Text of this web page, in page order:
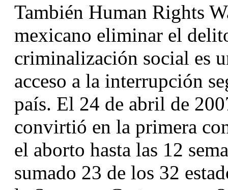
También Human Rights
mexicano eliminar el
criminalización social es
acceso a la interrupción
país. El 24 de abril de
convirtió en la primera
el aborto hasta las 12
sumado 23 de los 32